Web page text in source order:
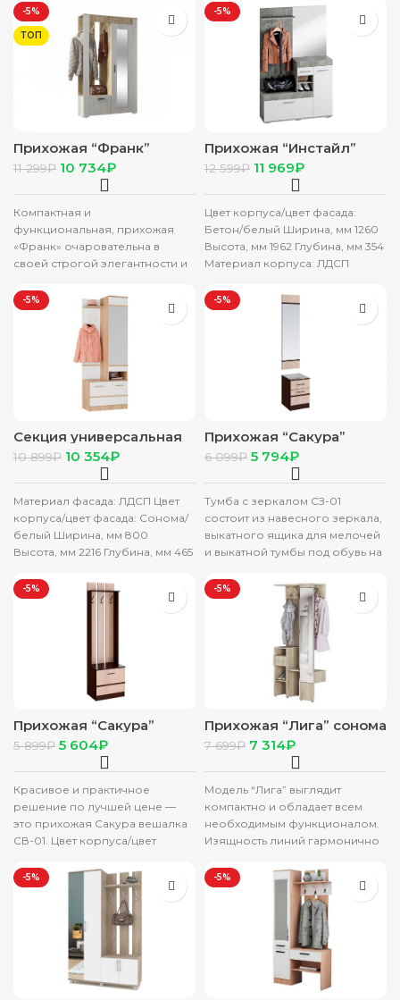
Ширина, мм 800
Материал
-5%
ТОП
Прихожая “Франк”
крафт/ясень белый
11 299₽ 10 734₽
Компактная и
функциональная, прихожая
«Франк» очаровательна в
своей строгой элегантности и
все, что необходимо – зеркало
-5%
Прихожая “Инстайл”
бетон/белый
12 599₽ 11 969₽
Цвет корпуса/цвет фасада:
Бетон/белый Ширина, мм 1260
Высота, мм 1962 Глубина, мм 354
Материал корпуса: ЛДСП
-5%
Секция универсальная
“Сакура” СУ-01 дуб
сонома/белый
10 899₽ 10 354₽
Материал фасада: ЛДСП Цвет
корпуса/цвет фасада: Сонома/
белый Ширина, мм 800
Высота, мм 2216 Глубина, мм 465
Универсальная
-5%
Прихожая “Сакура”
тумба с зеркалом СЗ-01
венге/лоредо
6 099₽ 5 794₽
Тумба с зеркалом СЗ-01
состоит из навесного зеркала,
выкатного ящика для мелочей
и выкатной тумбы под обувь на
-5%
Прихожая “Сакура”
вешалка СВ-01 венге/
лоредо
5 899₽ 5 604₽
Красивое и практичное
решение по лучшей цене —
это прихожая Сакура вешалка
СВ-01. Цвет корпуса/цвет
Ширина, мм 600
-5%
Прихожая “Лига” сонома
7 699₽ 7 314₽
Модель “Лига” выглядит
компактно и обладает всем
необходимым функционалом.
Изящность линий гармонично
и фактурой дерева. Прихожая
-5% -5%